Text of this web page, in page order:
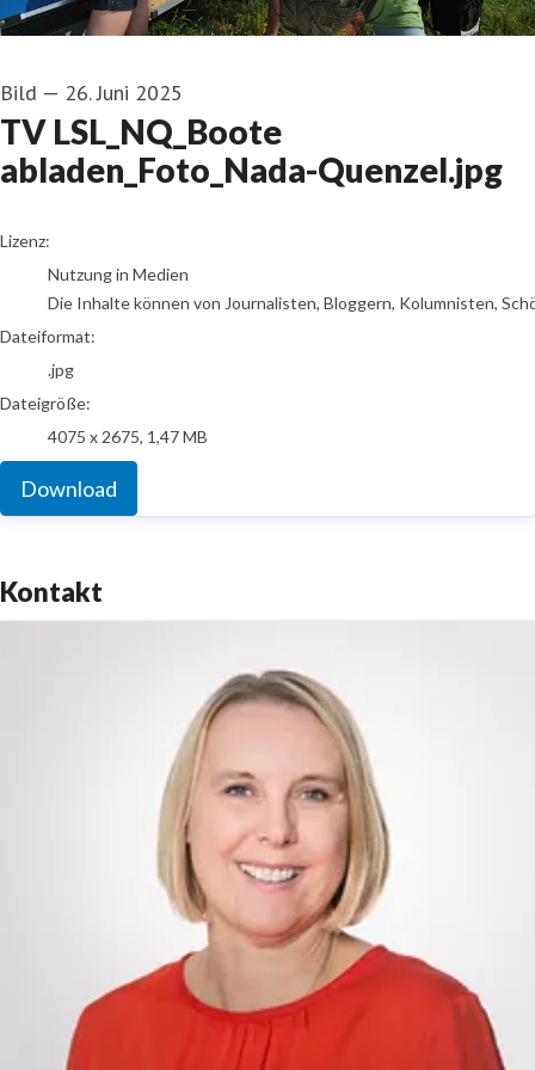
Bild — 26. Juni 2025
TV LSL_NQ_Boote
abladen_Foto_Nada-Quenzel.jpg
go to media item
Lizenz:
Nutzung in Medien
Die Inhalte können von Journalisten, Bloggern, Kolumnisten,
Dateiformat:
.jpg
Dateigröße:
4075 x 2675, 1,47 MB
Download
Kontakt